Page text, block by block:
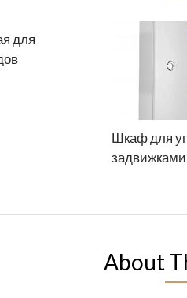
для
Шкаф для
задвижками
About